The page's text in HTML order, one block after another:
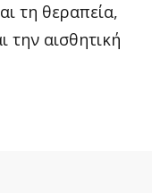
τη θεραπεία,
την αισθητική